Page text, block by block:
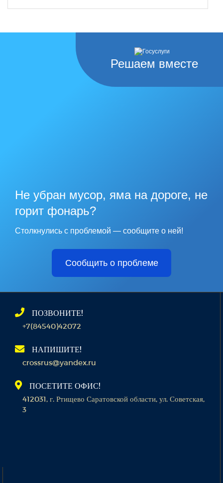
Решаем вместе
Не убран мусор, яма на дороге, не
горит фонарь?
Столкнулись с проблемой — сообщите о ней!
Сообщить о проблеме
ПОЗВОНИТЕ!
+7(84540)42072
НАПИШИТЕ!
crossrus@yandex.ru
ПОСЕТИТЕ ОФИС!
412031, г. Ртищево Саратовской области, ул. Советская,
3